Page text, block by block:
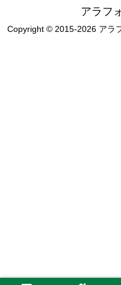
アラフ
Copyright © 2015-2026 アラ